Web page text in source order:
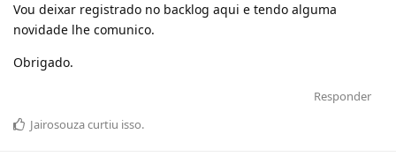
Vou deixar registrado no backlog aqui e tendo alguma
novidade lhe comunico.
Obrigado.
Responder
Jairosouzacurtiu isso.